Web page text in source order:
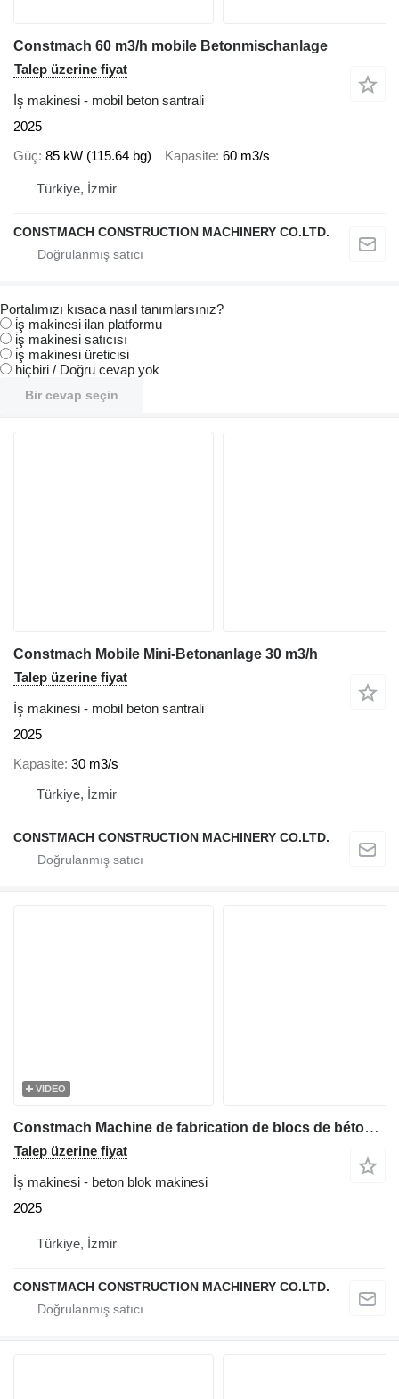
Constmach 60 m3/h mobile Betonmischanlage
Talep üzerine fiyat
İş makinesi - mobil beton santrali
2025
Güç 85 kW (115.64 bg) Kapasite 60 m3/s
Türkiye, İzmir
CONSTMACH CONSTRUCTION MACHINERY CO.LTD.
Portalımızı kısaca nasıl tanımlarsınız?
i̇ş makinesi ilan platformu
i̇ş makinesi satıcısı
i̇ş makinesi üreticisi
hiçbiri / Doğru cevap yok
Bir cevap seçin
Constmach Mobile Mini-Betonanlage 30 m3/h
Talep üzerine fiyat
İş makinesi - mobil beton santrali
2025
Kapasite 30 m3/s
Türkiye, İzmir
CONSTMACH CONSTRUCTION MACHINERY CO.LTD.
VIDEO
Constmach Machine de fabrication de blocs de béton BS-30, garantie de 2 an
Talep üzerine fiyat
İş makinesi - beton blok makinesi
2025
Türkiye, İzmir
CONSTMACH CONSTRUCTION MACHINERY CO.LTD.